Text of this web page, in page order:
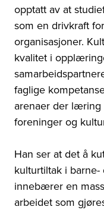
opptatt av at
som en drivkraft
organisasjoner.
kvalitet i
faglige
arenaer der læring
foreninger og
Han ser at det å
kulturtiltak i
innebærer en
arbeidet som